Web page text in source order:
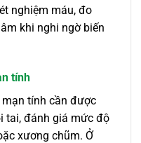
nghiệm máu, đo
khi nghi ngờ biến
tính
tính cần được
tai, đánh giá mức độ
xương chũm. Ở